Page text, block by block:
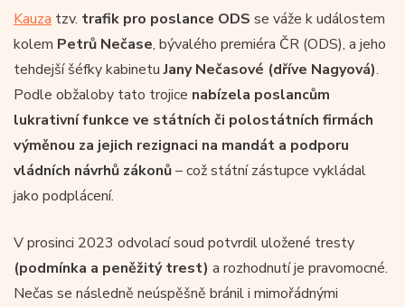
Kauza tzv. trafik pro poslance ODS se váže k událostem
kolem Petrů Nečase, bývalého premiéra ČR (ODS), a jeho
tehdejší šéfky kabinetuJany Nečasové (dříve Nagyová).
Podle obžaloby tato trojice nabízela poslancům
lukrativní funkce ve státních či polostátních firmách
výměnou za jejich rezignaci na mandát a podporu
vládních návrhů zákonů– což státní zástupce vykládal
jako podplácení.
V prosinci 2023 odvolací soud potvrdil uložené tresty
(podmínka a peněžitý trest) a rozhodnutí je pravomocné.
Nečas se následně neúspěšně bránil i mimořádnými